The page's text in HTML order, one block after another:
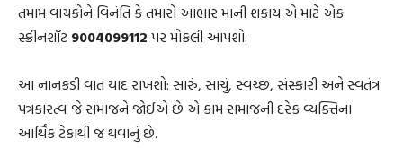
તમામ વાચકોને વિનંતિ કે તમારો આભાર માની શકાય એ માટે એક
સ્ક્રીનશૉટ 9004099112 પર મોકલી આપશો.
આ નાનકડી વાત યાદ રાખશો: સારું, સાચું, સ્વચ્છ, સંસ્કારી અને સ્વતંત્ર
પત્રકારત્વ જે સમાજને જોઈએ છે એ કામ સમાજની દરેક વ્યક્તિના
આર્થિક ટેકાથી જ થવાનું છે.